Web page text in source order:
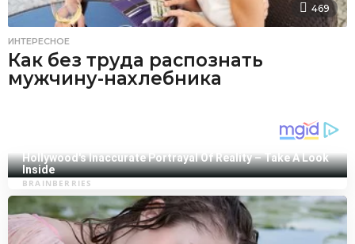
469
ИНТЕРЕСНОЕ
Как без труда распознать
мужчину-нахлебника